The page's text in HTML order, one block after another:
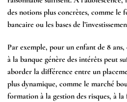
des notions plus concrètes, comme le
bancaire ou les bases de
Par exemple, pour un enfant de 8
à la banque génère des intérêts peut
aborder la différence entre un
plus dynamique, comme le marché
formation à la gestion des risques, à